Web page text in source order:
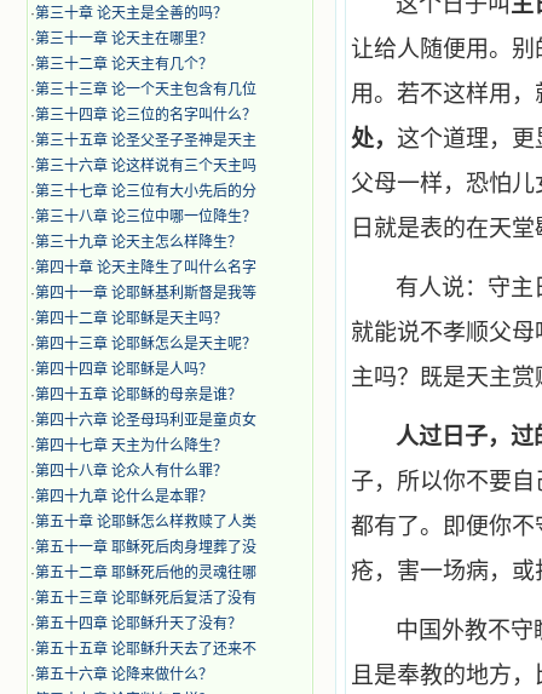
·第三十章 论天主是全善的吗？
·第三十一章 论天主在哪里？
·第三十二章 论天主有几个？
·第三十三章 论一个天主包含有几位
·第三十四章 论三位的名字叫什么？
·第三十五章 论圣父圣子圣神是天主
·第三十六章 论这样说有三个天主吗
·第三十七章 论三位有大小先后的分
·第三十八章 论三位中哪一位降生？
·第三十九章 论天主怎么样降生？
·第四十章 论天主降生了叫什么名字
·第四十一章 论耶稣基利斯督是我等
·第四十二章 论耶稣是天主吗？
·第四十三章 论耶稣怎么是天主呢？
·第四十四章 论耶稣是人吗？
·第四十五章 论耶稣的母亲是谁？
·第四十六章 论圣母玛利亚是童贞女
·第四十七章 天主为什么降生？
·第四十八章 论众人有什么罪？
·第四十九章 论什么是本罪？
·第五十章 论耶稣怎么样救赎了人类
·第五十一章 耶稣死后肉身埋葬了没
·第五十二章 耶稣死后他的灵魂往哪
·第五十三章 论耶稣死后复活了没有
·第五十四章 论耶稣升天了没有？
·第五十五章 论耶稣升天去了还来不
·第五十六章 论降来做什么？
让给人随便用。
用。若不这样用
处， 这个道理，
父母一样，恐怕
日就是表的在天
有人说：守主
就能说不孝顺父
主吗？既是天主
人过日子，过
子，所以你不要
都有了。即便你
疮，害一场病，
中国 外教不守
且是奉教的地方，